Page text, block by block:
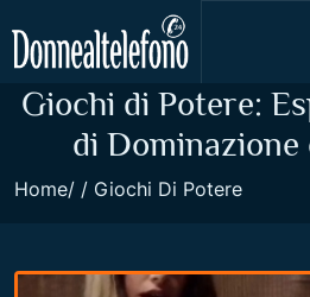
Giochi di Potere:
di Dominazione
Home Giochi Di Potere